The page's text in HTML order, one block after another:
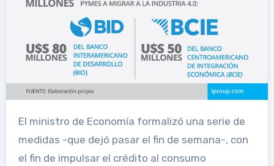
El ministro de Economía formalizó una serie de
medidas -que dejó pasar el fin de semana-, con
el fin de impulsar el crédito al consumo